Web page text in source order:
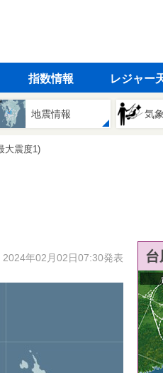
指数情報 レジャー
地震情報 気
大震度1)
2024年02月02日07:30発表